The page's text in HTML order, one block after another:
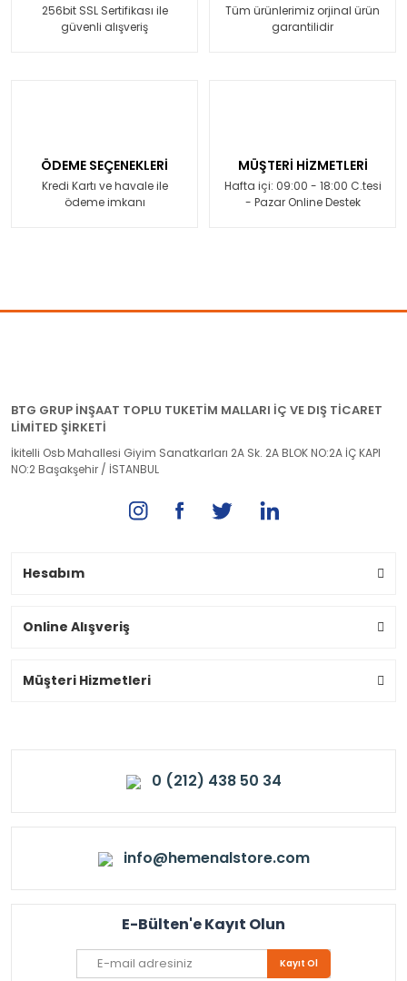
256bit SSL Sertifikası ile
güvenli alışveriş
Tüm ürünlerimiz orjinal ürün
garantilidir
ÖDEME SEÇENEKLERİ
Kredi Kartı ve havale ile
ödeme imkanı
MÜŞTERİ HİZMETLERİ
Hafta içi: 09:00 - 18:00 C.tesi
- Pazar Online Destek
BTG GRUP İNŞAAT TOPLU TUKETİM MALLARI İÇ VE DIŞ TİCARET
LİMİTED ŞİRKETİ
İkitelli Osb Mahallesi Giyim Sanatkarları 2A Sk. 2A BLOK NO:2A İÇ KAPI
NO:2 Başakşehir / İSTANBUL
Hesabım
Online Alışveriş
Müşteri Hizmetleri
0 (212) 438 50 34
info@hemenalstore.com
E-Bülten'e Kayıt Olun
Kayıt Ol